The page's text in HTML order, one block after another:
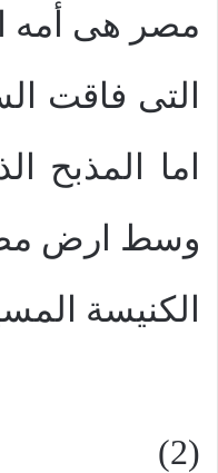
مصر هى أمه
التى فاقت
اما المذبح
وسط ارض
الكنيسة
(2)